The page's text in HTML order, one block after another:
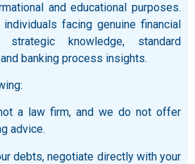
and educational purposes.
facing genuine financial
strategic knowledge, standard
banking process insights.
a law firm, and we do not offer
advice.
debts, negotiate directly with your